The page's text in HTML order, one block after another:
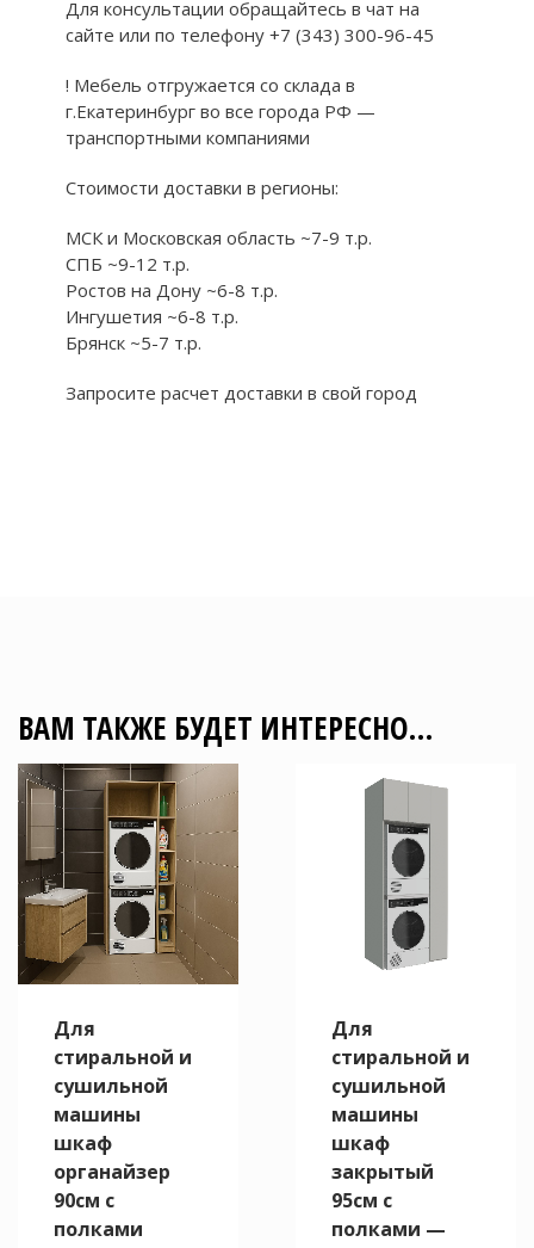
Для консультации обращайтесь в чат на
сайте или по телефону +7 (343) 300-96-45
! Мебель отгружается со склада в
г.Екатеринбург во все города РФ —
транспортными компаниями
Стоимости доставки в регионы:
МСК и Московская область ~7-9 т.р.
СПБ ~9-12 т.р.
Ростов на Дону ~6-8 т.р.
Ингушетия ~6-8 т.р.
Брянск ~5-7 т.р.
Запросите расчет доставки в свой город
ВАМ ТАКЖЕ БУДЕТ ИНТЕРЕСНО…
Для
стиральной и
сушильной
машины
шкаф
органайзер
90см с
полками
Для
стиральной и
сушильной
машины
шкаф
закрытый
95см с
полками —